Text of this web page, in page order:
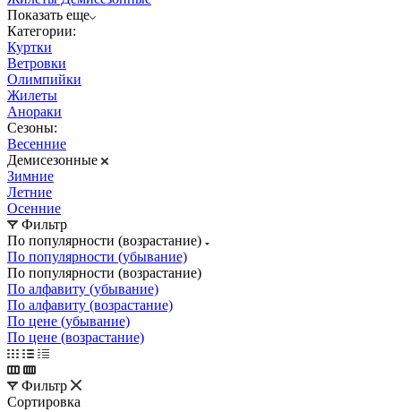
Показать еще
Категории:
Куртки
Ветровки
Олимпийки
Жилеты
Анораки
Сезоны:
Весенние
Демисезонные
Зимние
Летние
Осенние
Фильтр
По популярности (возрастание)
По популярности (убывание)
По популярности (возрастание)
По алфавиту (убывание)
По алфавиту (возрастание)
По цене (убывание)
По цене (возрастание)
Фильтр
Сортировка